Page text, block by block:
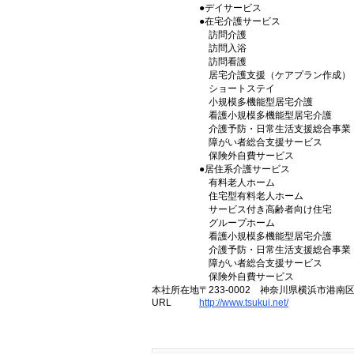
●デイサービス
●在宅介護サービス
訪問介護
訪問入浴
訪問看護
居宅介護支援（ケアプラン作成）
ショートステイ
小規模多機能型居宅介護
看護小規模多機能型居宅介護
介護予防・日常生活支援総合事業
障がい者総合支援サービス
保険外自費サービス
●居住系介護サービス
有料老人ホーム
住宅型有料老人ホーム
サービス付き高齢者向け住宅
グループホーム
看護小規模多機能型居宅介護
介護予防・日常生活支援総合事業
障がい者総合支援サービス
保険外自費サービス
本社所在地〒233-0002 神奈川県横浜市港南
URL
http://www.tsukui.net/